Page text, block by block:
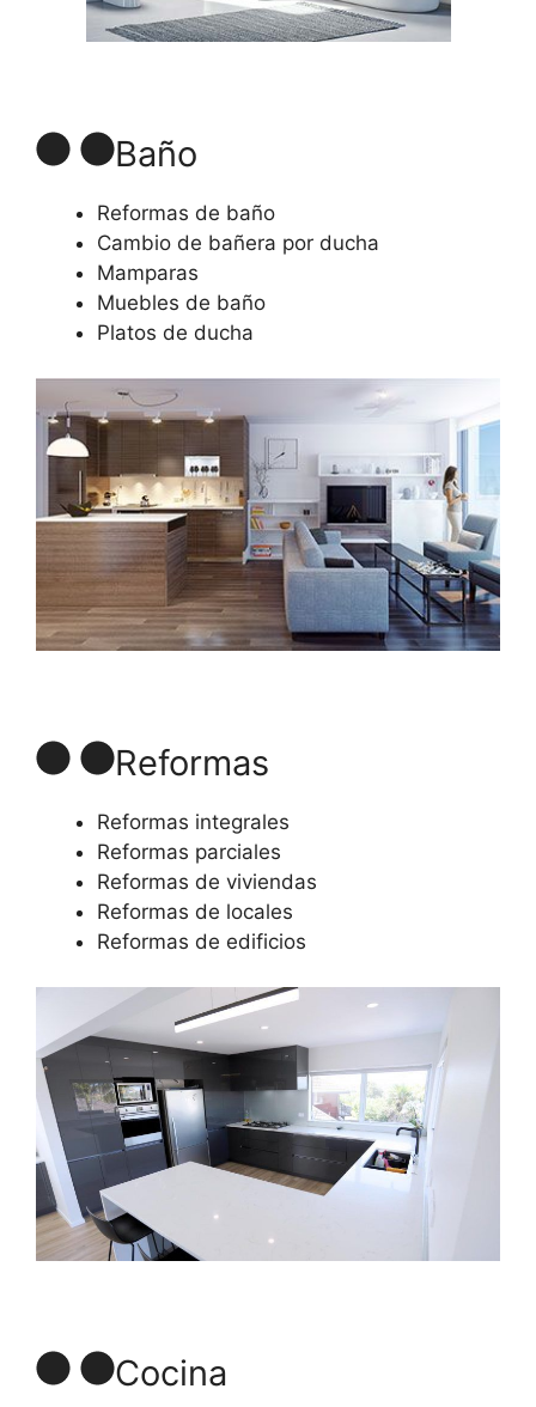
Baño
Reformas de baño
Cambio de bañera por ducha
Mamparas
Muebles de baño
Platos de ducha
Reformas
Reformas integrales
Reformas parciales
Reformas de viviendas
Reformas de locales
Reformas de edificios
Cocina